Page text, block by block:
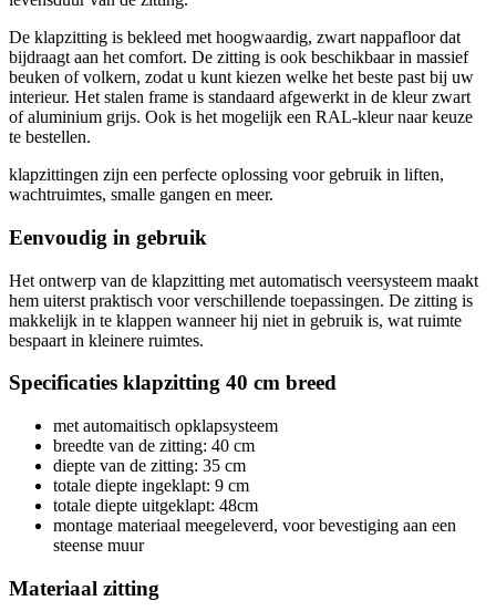
De klapzitting is bekleed met hoogwaardig, zwart nappafloor dat
bijdraagt aan het comfort. De zitting is ook beschikbaar in massief
beuken of volkern, zodat u kunt kiezen welke het beste past bij uw
interieur. Het stalen frame is standaard afgewerkt in de kleur zwart
of aluminium grijs. Ook is het mogelijk een RAL-kleur naar keuze
te bestellen.
klapzittingen zijn een perfecte oplossing voor gebruik in liften,
wachtruimtes, smalle gangen en meer.
Eenvoudig in gebruik
Het ontwerp van de klapzitting met automatisch veersysteem maakt
hem uiterst praktisch voor verschillende toepassingen. De zitting is
makkelijk in te klappen wanneer hij niet in gebruik is, wat ruimte
bespaart in kleinere ruimtes.
Specificaties klapzitting 40 cm breed
met automaitisch opklapsysteem
breedte van de zitting: 40 cm
diepte van de zitting: 35 cm
totale diepte ingeklapt: 9 cm
totale diepte uitgeklapt: 48cm
montage materiaal meegeleverd, voor bevestiging aan een
steense muur
Materiaal zitting